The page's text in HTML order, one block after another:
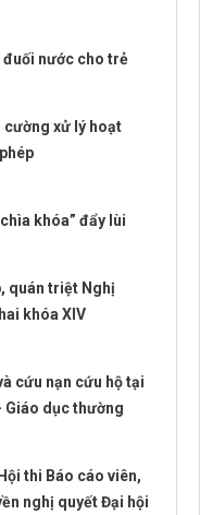
đuối nước cho trẻ
cường xử lý hoạt
khóa” đẩy lùi
quán triệt Nghị
khóa XIV
cứu nạn cứu hộ tại
Giáo dục thường
thi Báo cáo viên,
nghị quyết Đại hội